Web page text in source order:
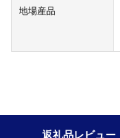
地場産品
返礼品レビュー